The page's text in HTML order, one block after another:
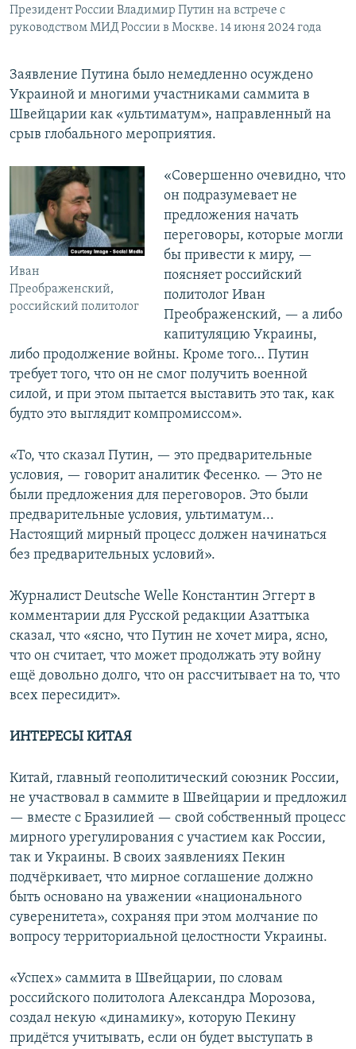
Президент России Владимир Путин на встрече с
руководством МИД России в Москве. 14 июня 2024 года
Заявление Путина было немедленно осуждено
Украиной и многими участниками саммита в
Швейцарии как «ультиматум», направленный на
срыв глобального мероприятия.
Иван
Преображенский,
российский политолог
«Совершенно очевидно, что
он подразумевает не
предложения начать
переговоры, которые могли
бы привести к миру, —
поясняет российский
политолог Иван
Преображенский, — а либо
капитуляцию Украины,
либо продолжение войны. Кроме того… Путин
требует того, что он не смог получить военной
силой, и при этом пытается выставить это так, как
будто это выглядит компромиссом».
«То, что сказал Путин, — это предварительные
условия, — говорит аналитик Фесенко. — Это не
были предложения для переговоров. Это были
предварительные условия, ультиматум...
Настоящий мирный процесс должен начинаться
без предварительных условий».
Журналист Deutsche Welle Константин Эггерт в
комментарии для Русской редакции Азаттыка
сказал, что «ясно, что Путин не хочет мира, ясно,
что он считает, что может продолжать эту войну
ещё довольно долго, что он рассчитывает на то, что
всех пересидит».
ИНТЕРЕСЫ КИТАЯ
Китай, главный геополитический союзник России,
не участвовал в саммите в Швейцарии и предложил
— вместе с Бразилией — свой собственный процесс
мирного урегулирования с участием как России,
так и Украины. В своих заявлениях Пекин
подчёркивает, что мирное соглашение должно
быть основано на уважении «национального
суверенитета», сохраняя при этом молчание по
вопросу территориальной целостности Украины.
«Успех» саммита в Швейцарии, по словам
российского политолога Александра Морозова,
создал некую «динамику», которую Пекину
придётся учитывать, если он будет выступать в